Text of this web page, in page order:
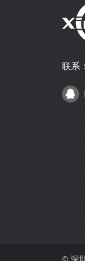
联系：